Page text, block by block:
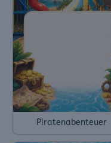
Piratenabenteuer